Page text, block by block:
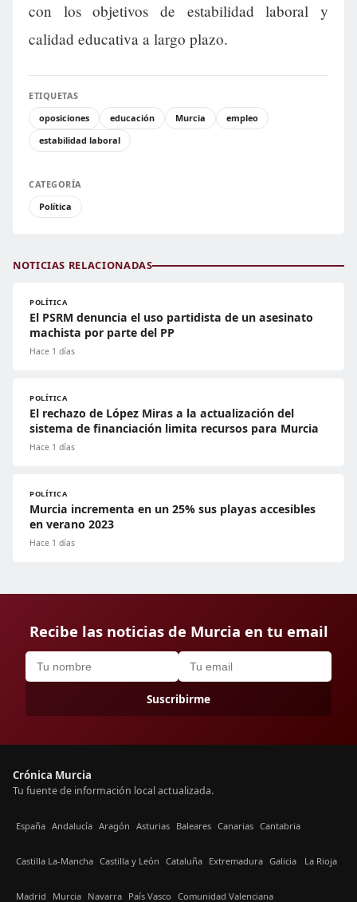
con los objetivos de estabilidad laboral y
calidad educativa a largo plazo.
ETIQUETAS
oposiciones
educación Murcia
empleo
estabilidad laboral
CATEGORÍA
Política
NOTICIAS RELACIONADAS
POLÍTICA
El PSRM denuncia el uso partidista de un asesinato
machista por parte del PP
Hace 1 días
POLÍTICA
El rechazo de López Miras a la actualización del
sistema de financiación limita recursos para Murcia
Hace 1 días
POLÍTICA
Murcia incrementa en un 25% sus playas accesibles
en verano 2023
Hace 1 días
Recibe las noticias de Murcia en tu email
Suscribirme
Crónica Murcia
Tu fuente de información local actualizada.
España Andalucía Aragón Asturias Baleares Canarias Cantabria
Castilla La-Mancha Castilla y León Cataluña Extremadura Galicia La Rioja
Madrid Murcia Navarra País Vasco Comunidad Valenciana